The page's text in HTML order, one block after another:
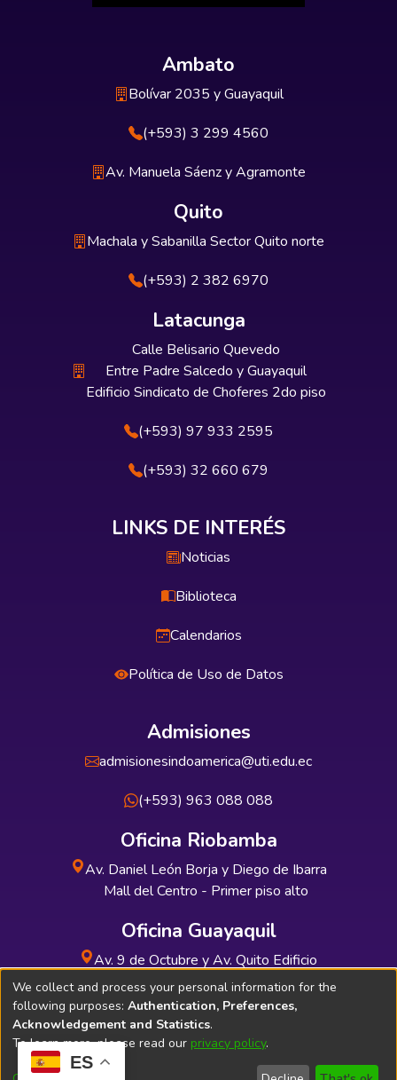
ES
Ambato
Bolívar 2035 y Guayaquil
(+593) 3 299 4560
Av. Manuela Sáenz y Agramonte
Quito
Machala y Sabanilla Sector Quito norte
(+593) 2 382 6970
Latacunga
Calle Belisario Quevedo
Entre Padre Salcedo y Guayaquil
Edificio Sindicato de Choferes 2do piso
(+593) 97 933 2595
(+593) 32 660 679
LINKS DE INTERÉS
Noticias
Biblioteca
Calendarios
Política de Uso de Datos
Admisiones
admisionesindoamerica@uti.edu.ec
(+593) 963 088 088
Oficina Riobamba
Av. Daniel León Borja y Diego de Ibarra
Mall del Centro - Primer piso alto
Oficina Guayaquil
Av. 9 de Octubre y Av. Quito Edificio
INDUAUTO - Planta baja
Soporte Técnico Bibliolatino.com
We collect and process your personal information for the
following purposes: Authentication, Preferences,
Acknowledgement and Statistics.
To learn more, please read our privacy policy.